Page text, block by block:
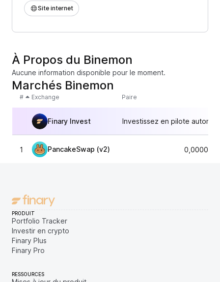
Site internet
À Propos du Binemon
Aucune information disponible pour le moment.
Marchés Binemon
# Exchange Paire
Finary Invest Investissez en pilote
1 PancakeSwap (v2)
PRODUIT
Portfolio Tracker
Investir en crypto
Finary Plus
Finary Pro
RESSOURCES